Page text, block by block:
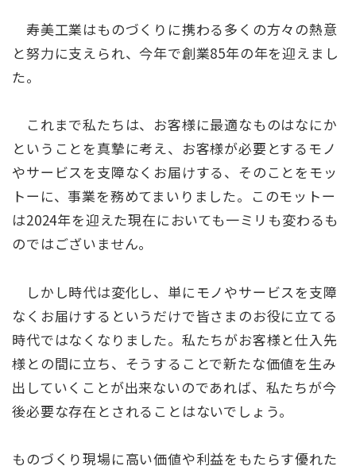
寿美工業はものづくりに携わる多くの方々の熱意
と努力に支えられ、今年で創業85年の年を迎えまし
た。
これまで私たちは、お客様に最適なものはなにか
ということを真摯に考え、お客様が必要とするモノ
やサービスを支障なくお届けする、そのことをモッ
トーに、事業を務めてまいりました。このモットー
は2024年を迎えた現在においても一ミリも変わるも
のではございません。
しかし時代は変化し、単にモノやサービスを支障
なくお届けするというだけで皆さまのお役に立てる
時代ではなくなりました。私たちがお客様と仕入先
様との間に立ち、そうすることで新たな価値を生み
出していくことが出来ないのであれば、私たちが今
後必要な存在とされることはないでしょう。
ものづくり現場に高い価値や利益をもたらす優れた